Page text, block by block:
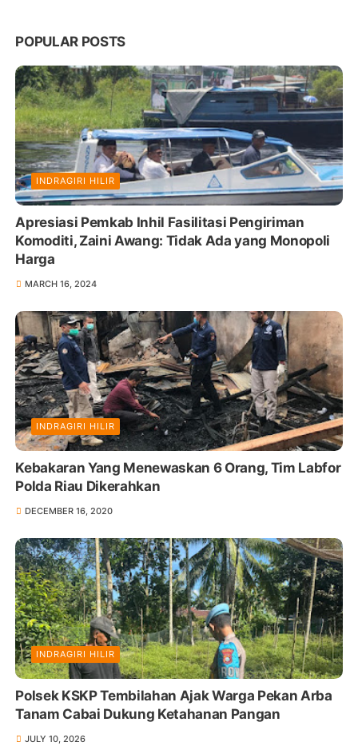
POPULAR POSTS
INDRAGIRI HILIR
Apresiasi Pemkab Inhil Fasilitasi Pengiriman
Komoditi, Zaini Awang: Tidak Ada yang Monopoli
Harga
MARCH 16, 2024
INDRAGIRI HILIR
Kebakaran Yang Menewaskan 6 Orang, Tim Labfor
Polda Riau Dikerahkan
DECEMBER 16, 2020
INDRAGIRI HILIR
Polsek KSKP Tembilahan Ajak Warga Pekan Arba
Tanam Cabai Dukung Ketahanan Pangan
JULY 10, 2026